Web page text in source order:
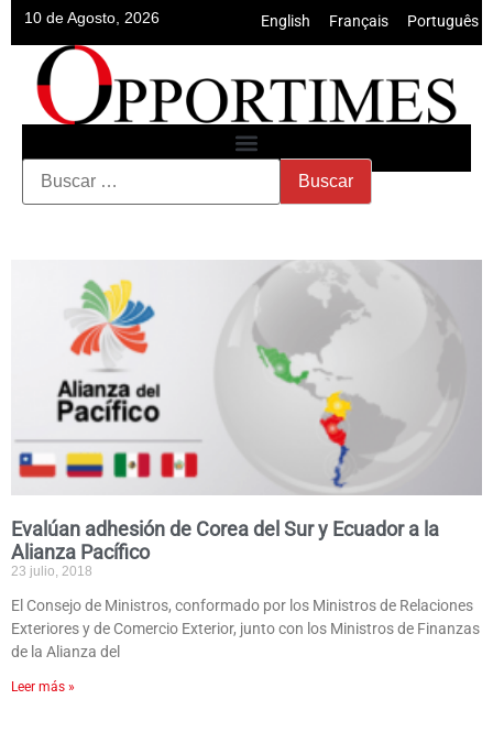
10 de Agosto, 2026 English Français Português
Evalúan adhesión de Corea del Sur y Ecuador a la
Alianza Pacífico
23 julio, 2018
El Consejo de Ministros, conformado por los Ministros de Relaciones
Exteriores y de Comercio Exterior, junto con los Ministros de Finanzas
de la Alianza del
Leer más »